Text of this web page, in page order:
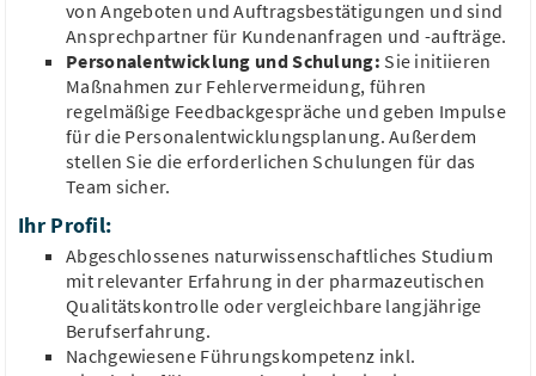
von Angeboten und Auftragsbestätigungen und sind
Ansprechpartner für Kundenanfragen und -aufträge.
Personalentwicklung und Schulung: Sie initiieren
Maßnahmen zur Fehlervermeidung, führen
regelmäßige Feedbackgespräche und geben Impulse
für die Personalentwicklungsplanung. Außerdem
stellen Sie die erforderlichen Schulungen für das
Team sicher.
Ihr Profil:
Abgeschlossenes naturwissenschaftliches Studium
mit relevanter Erfahrung in der pharmazeutischen
Qualitätskontrolle oder vergleichbare langjährige
Berufserfahrung.
Nachgewiesene Führungskompetenz inkl.
BOLDER Arzneimittel GmbH & Co. KG
Köln, Nordrhein-Westfalen
42.000 - 56.000 €/Jahr
Qualitätskontrolle Pharma HPLC Analytik GMP
Pharmazeut, Chemiker als
Qualifizierungsingenieur - Neubau Produktion
(m/w/d)
Neovii Biotech GmbH
46.000 - 76.000 €/Jahr